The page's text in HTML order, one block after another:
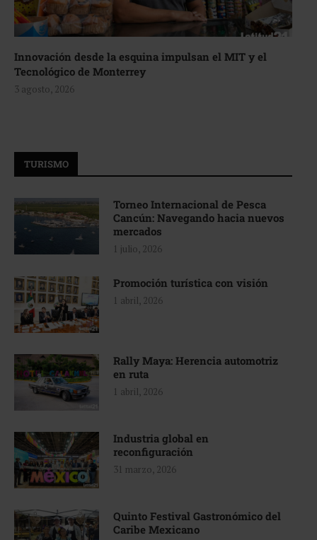
Innovación desde la esquina impulsan el MIT y el
Tecnológico de Monterrey
3 agosto, 2026
TURISMO
Torneo Internacional de Pesca
Cancún: Navegando hacia nuevos
mercados
1 julio, 2026
Promoción turística con visión
1 abril, 2026
Rally Maya: Herencia automotriz
en ruta
1 abril, 2026
Industria global en
reconfiguración
31 marzo, 2026
Quinto Festival Gastronómico del
Caribe Mexicano